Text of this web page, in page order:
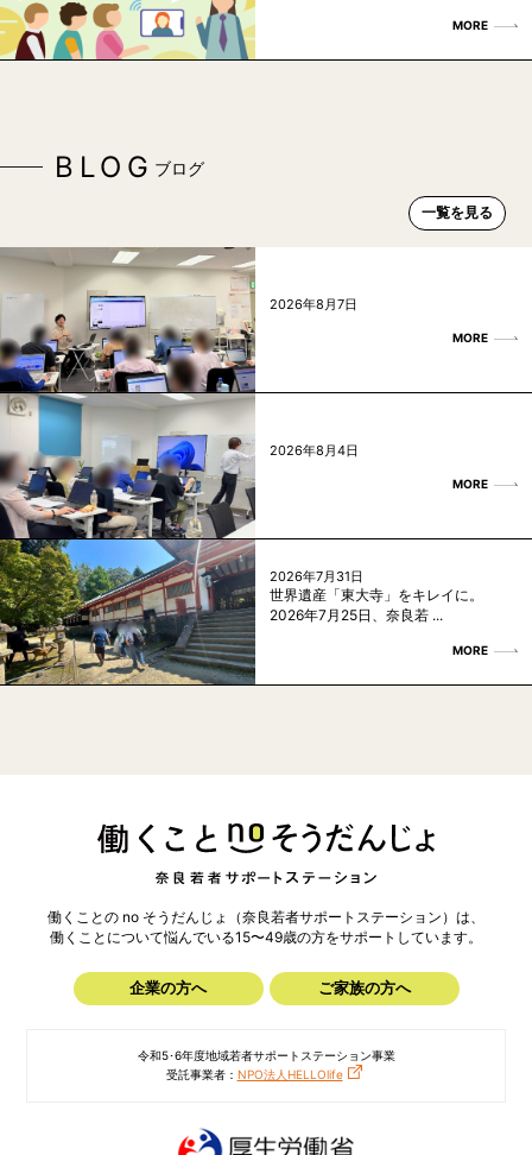
MORE
BLOG ブログ
一覧を見る
2026年8月7日
MORE
2026年8月4日
MORE
2026年7月31日
世界遺産「東大寺」をキレイに。
2026年7月25日、奈良若 ...
MORE
働くことの no そうだんじょ（奈良若者サポートステーション）は、
働くことについて悩んでいる15〜49歳の方をサポートしています。
企業の方へ ご家族の方へ
令和5･6年度地域若者サポートステーション事業
受託事業者： NPO法人HELLOlife